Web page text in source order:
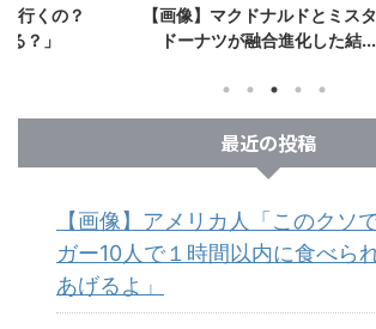
行くの？
？」
【画像】マクドナルドとミス
ドーナツが融合進化した結...
最近の投稿
【画像】アメリカ人「このクソ
ガー10人で１時間以内に食べら
あげるよ」